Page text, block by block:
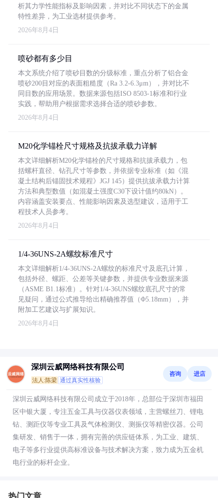
析其力学性能指标及影响因素，并对比不同状态下的金属
特性差异，为工业选材提供参考。
2026年8月4日
喷砂都有多少目
本文系统介绍了喷砂目数的分级标准，重点分析了铝合金
喷砂200目对应的表面粗糙度（Ra 3.2-6.3μm），并对比不
同目数的应用场景。数据来源包括ISO 8503-1标准和行业
实践，帮助用户根据需求选择合适的喷砂参数。
2026年8月4日
M20化学锚栓尺寸规格及抗拔承载力详解
本文详细解析M20化学锚栓的尺寸规格和抗拔承载力，包
括螺杆直径、钻孔尺寸等参数，并依据专业标准（如《混
凝土结构后锚固技术规程》JGJ 145）提供抗拔承载力计算
方法和典型数值（如混凝土强度C30下设计值约80kN）。
内容涵盖安装要点、性能影响因素及选型建议，适用于工
程技术人员参考。
2026年8月4日
1/4-36UNS-2A螺纹标准尺寸
本文详细解析1/4-36UNS-2A螺纹的标准尺寸及底孔计算，
包括外径、螺距、公差等关键参数，并提供专业数据来源
（ASME B1.1标准）。针对1/4-36UNS螺纹底孔尺寸的常
见疑问，通过公式推导给出精确推荐值（Φ5.18mm），并
附加工艺建议与扩展知识。
2026年8月4日
深圳云威网络科技有限公司
法人:陈梁 通过真实性核验
咨询 进店
深圳云威网络科技有限公司成立于2018年，总部位于深圳市福田
区中银大厦，专注五金工具与仪器仪表领域，主营螺丝刀、锂电
钻、测距仪等专业工具及气体检测仪、测振仪等精密仪器。公司
集研发、销售于一体，拥有完善的供应链体系，为工业、建筑、
电子等多行业提供高标准设备与技术解决方案，致力成为五金机
电行业的标杆企业。